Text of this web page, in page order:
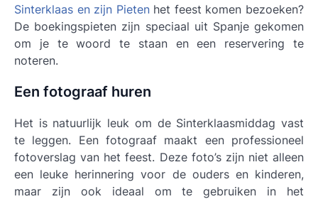
Sinterklaas en zijn Pietenhet feest komen bezoeken?
De boekingspieten zijn speciaal uit Spanje gekomen
om je te woord te staan en een reservering te
noteren.
Een fotograaf huren
Het is natuurlijk leuk om de Sinterklaasmiddag vast
te leggen. Een fotograaf maakt een professioneel
fotoverslag van het feest. Deze foto’s zijn niet alleen
een leuke herinnering voor de ouders en kinderen,
maar zijn ook ideaal om te gebruiken in het